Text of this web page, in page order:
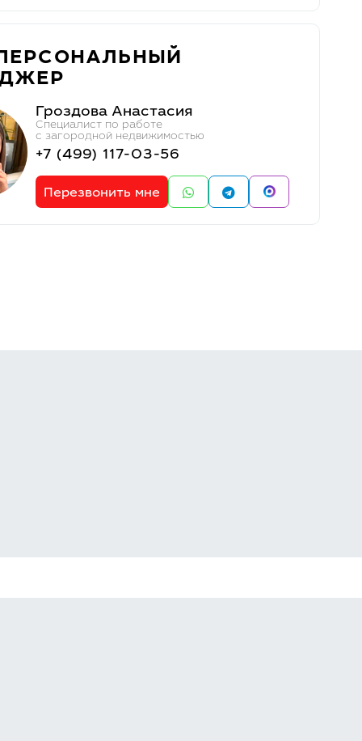
Гроздова Анастасия
Специалист по работе
с загородной недвижимостью
+7 (499) 117-03-56
Перезвонить мне